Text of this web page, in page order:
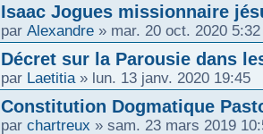
Isaac Jogues missionnaire
par Alexandre » mar. 20 oct. 2020 5:32
Décret sur la Parousie dans
par Laetitia » lun. 13 janv. 2020 19:45
Constitution Dogmatique
par chartreux » sam. 23 mars 2019